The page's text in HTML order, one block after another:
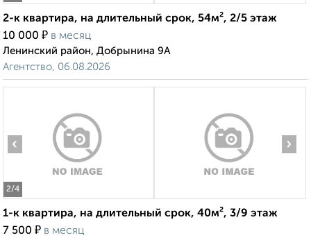
2-к квартира, на длительный срок, 54м², 2/5 этаж
10 000 ₽ в месяц
Ленинский район, Добрынина 9А
Агентство, 06.08.2026
2/4
‹ ›
1-к квартира, на длительный срок, 40м², 3/9 этаж
7 500 ₽ в месяц